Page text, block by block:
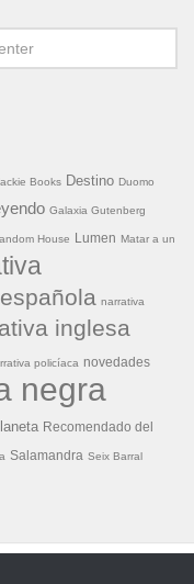
Books Destino Duomo
Galaxia Gutenberg
House Lumen Matar a un
narrativa
inglesa
policíaca novedades
negra
Recomendado del
Salamandra Seix Barral